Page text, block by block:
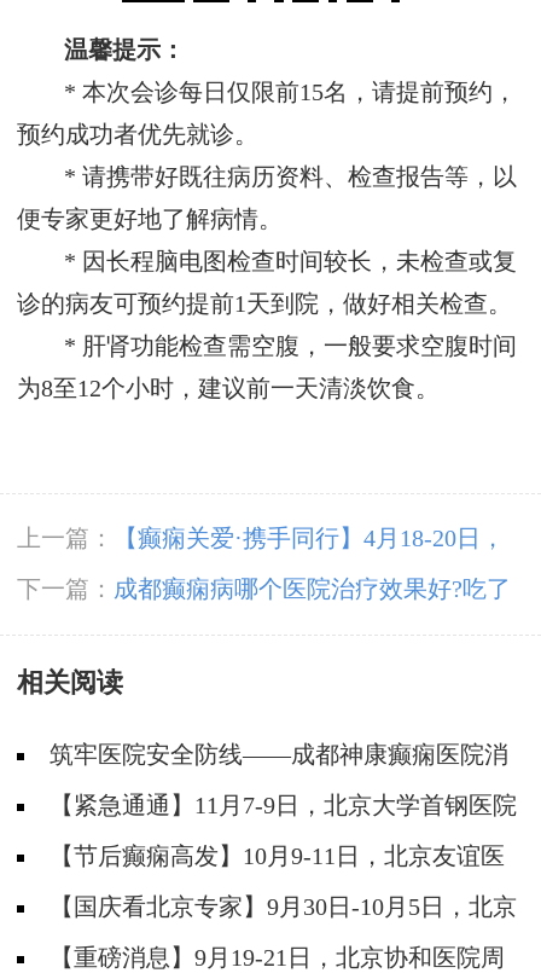
温馨提示：
* 本次会诊每日仅限前15名，请提前预约，
预约成功者优先就诊。
* 请携带好既往病历资料、检查报告等，以
便专家更好地了解病情。
* 因长程脑电图检查时间较长，未检查或复
诊的病友可预约提前1天到院，做好相关检查。
* 肝肾功能检查需空腹，一般要求空腹时间
为8至12个小时，建议前一天清淡饮食。
上一篇：
【癫痫关爱·携手同行】4月18-20日，
北京知名专家联合多学科会诊，开启康复新篇章
下一篇： 成都癫痫病哪个医院治疗效果好?吃了
羊肉会引发癫痫病吗?
相关阅读
筑牢医院安全防线——成都神康癫痫医院消
防安全培训纪实
【紧急通通】11月7-9日，北京大学首钢医院
神经内科胡颖教授亲临成都会诊，破解癫痫疑难
【节后癫痫高发】10月9-11日，北京友谊医
院陈葵博士免费会诊+治疗援助，破解癫痫难
题！
【国庆看北京专家】9月30日-10月5日，北京
天坛&首钢医院两大专家蓉城亲诊+癫痫大额救
【重磅消息】9月19-21日，北京协和医院周